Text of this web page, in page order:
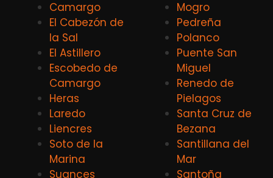
Camargo
El Cabezón de
la Sal
El Astillero
Escobedo de
Camargo
Heras
Laredo
Liencres
Soto de la
Marina
Suances
Mogro
Pedreña
Polanco
Puente San
Miguel
Renedo de
Pielagos
Santa Cruz de
Bezana
Santillana del
Mar
Santoña